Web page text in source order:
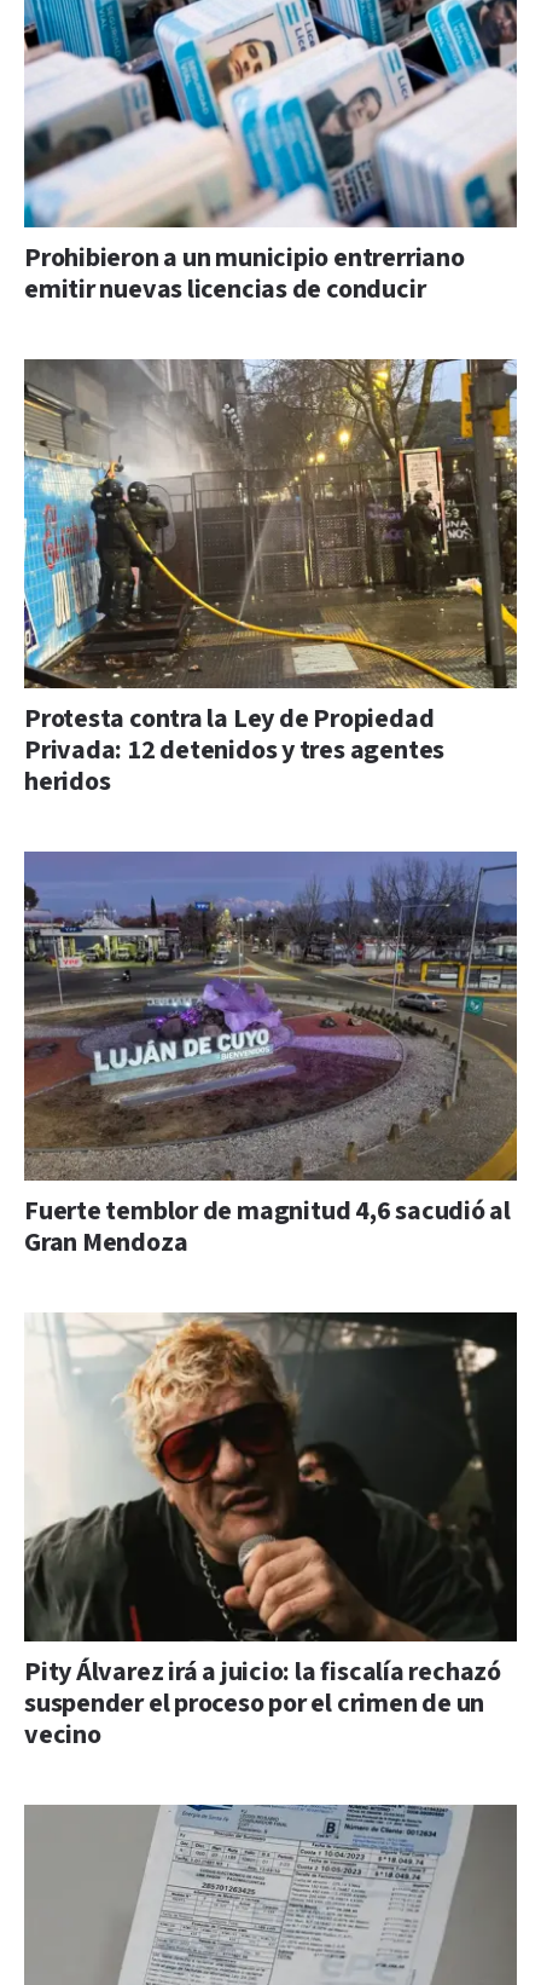
Prohibieron a un municipio entrerriano
emitir nuevas licencias de conducir
Protesta contra la Ley de Propiedad
Privada: 12 detenidos y tres agentes
heridos
Fuerte temblor de magnitud 4,6 sacudió al
Gran Mendoza
Pity Álvarez irá a juicio: la fiscalía rechazó
suspender el proceso por el crimen de un
vecino